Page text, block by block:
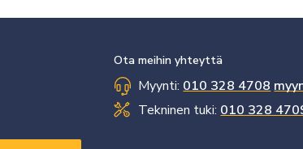
Ota meihin yhteyttä
Myynti: 010 328 4708
Tekninen tuki: 010 328